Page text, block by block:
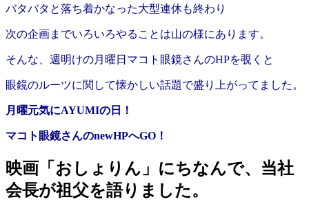
バタバタと落ち着かなった大型連休も終わり
次の企画までいろいろやることは山の様にあります。
そんな、週明けの月曜日マコト眼鏡さんのHPを覗くと
眼鏡のルーツに関して懐かしい話題で盛り上がってました。
月曜元気にAYUMIの日！
マコト眼鏡さんのnewHPへGO！
映画「おしょりん」にちなんで、当社
会長が祖父を語りました。